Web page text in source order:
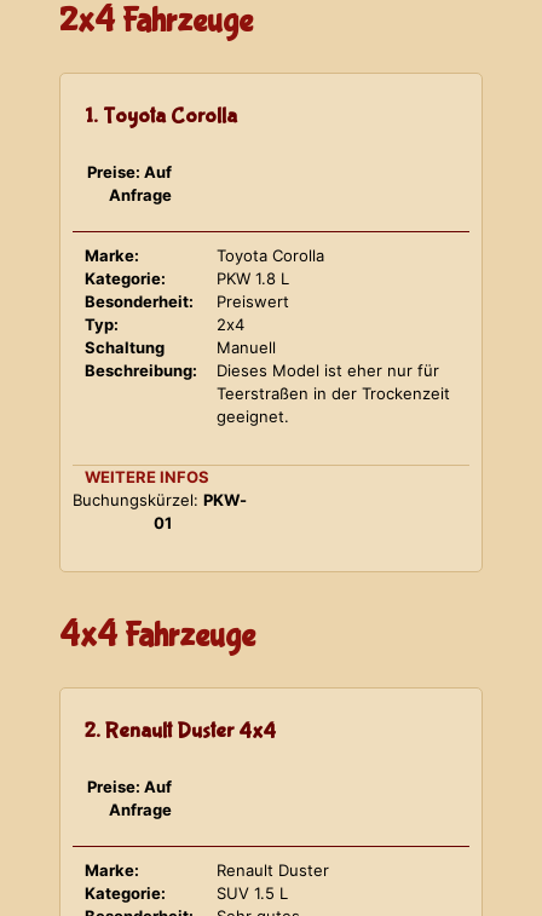
2x4 Fahrzeuge
1. Toyota Corolla
Preise: Auf
Anfrage
Marke:
Toyota Corolla
Kategorie:
PKW 1.8 L
Besonderheit:
Preiswert
Typ:
2x4
Schaltung
Manuell
Beschreibung:
Dieses Model ist eher nur für
Teerstraßen in der Trockenzeit
geeignet.
WEITERE INFOS
Buchungskürzel: PKW-
01
4x4 Fahrzeuge
2. Renault Duster 4x4
Preise: Auf
Anfrage
Marke:
Renault Duster
Kategorie:
SUV 1.5 L